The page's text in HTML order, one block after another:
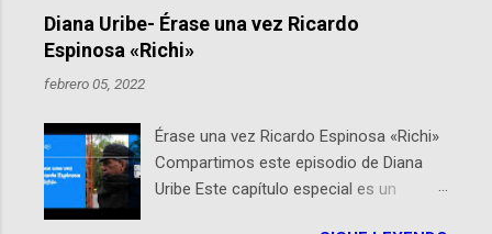
la vida cotidiana. Este evento, organizado por el
Planetario de Bogotá del Idartes y la Universidad de los
Andes, reúne a expertos como el presidente de Airbus
Colombia y líderes del sector aeroespacial para inspirar
por qué importa en Bogotá ActInSpace es una
competencia mundial que opera en más de 60
ciudades, donde participantes tienen 24 horas para
idear startups basadas en tecnologías espaciales
Diana Uribe- Érase una vez Ricardo
Espinosa «Richi»
febrero 05, 2022
Érase una vez Ricardo Espinosa «Richi»
Compartimos este episodio de Diana
Uribe Este capítulo especial es un